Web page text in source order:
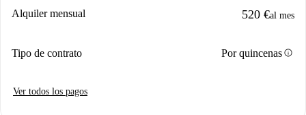
Alquiler mensual 520 €al mes
Tipo de contrato Por quincenasinfo
Ver todos los pagos